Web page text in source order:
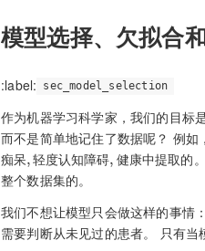
模型选择、欠拟合
:label: sec_model_selection
作为机器学习科学家，我们的目标
而不是简单地记住了数据呢？ 例
痴呆,轻度认知障碍,
健康
中提取的
整个数据集的。
我们不想让模型只会做这样的事情
需要判断从未见过的患者。 只有当